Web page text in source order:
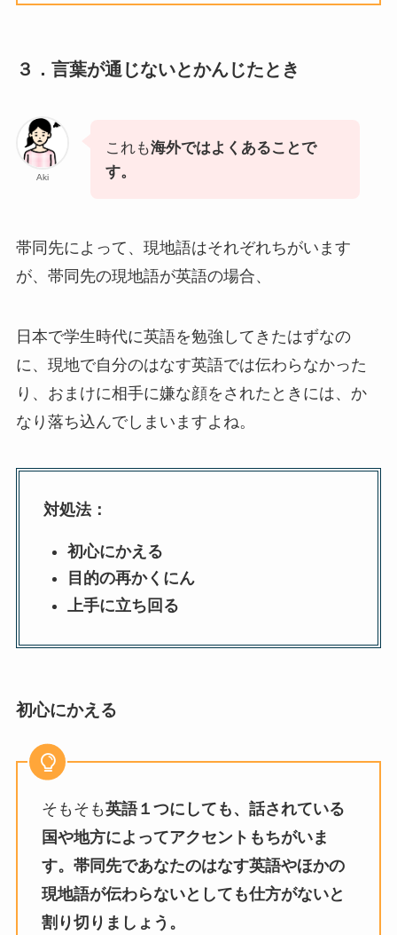
３．言葉が通じないとかんじたとき
Aki
これも海外ではよくあることで
す。
帯同先によって、現地語はそれぞれちがいます
が、帯同先の現地語が英語の場合、
日本で学生時代に英語を勉強してきたはずなの
に、現地で自分のはなす英語では伝わらなかった
り、おまけに相手に嫌な顔をされたときには、か
なり落ち込んでしまいますよね。
対処法：
初心にかえる
目的の再かくにん
上手に立ち回る
初心にかえる
そもそも英語１つにしても、話されている
国や地方によってアクセントもちがいま
す。帯同先であなたのはなす英語やほかの
現地語が伝わらないとしても仕方がないと
割り切りましょう。